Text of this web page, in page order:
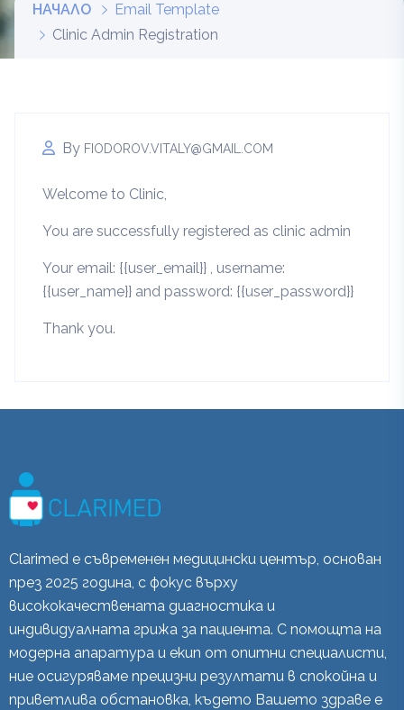
НАЧАЛО
Email Template
Clinic Admin Registration
By FIODOROV.VITALY@GMAIL.COM
Welcome to Clinic,
You are successfully registered as clinic admin
Your email: {{user_email}} , username:
{{user_name}} and password: {{user_password}}
Thank you.
Clarimed е съвременен медицински център, основан
през 2025 година, с фокус върху
висококачествената диагностика и
индивидуалната грижа за пациента. С помощта на
модерна апаратура и екип от опитни специалисти,
ние осигуряваме прецизни резултати в спокойна и
приветлива обстановка, където Вашето здраве е